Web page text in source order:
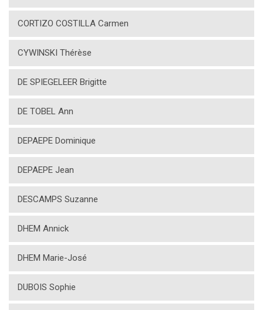
CORTIZO COSTILLA Carmen
CYWINSKI Thérèse
DE SPIEGELEER Brigitte
DE TOBEL Ann
DEPAEPE Dominique
DEPAEPE Jean
DESCAMPS Suzanne
DHEM Annick
DHEM Marie-José
DUBOIS Sophie